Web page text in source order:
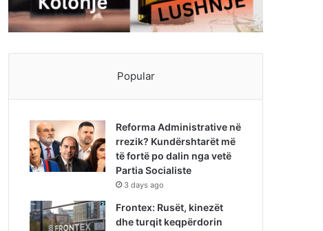
Popular
Reforma Administrative në
rrezik? Kundërshtarët më
të fortë po dalin nga vetë
Partia Socialiste
3 days ago
Frontex: Rusët, kinezët
dhe turqit keqpërdorin